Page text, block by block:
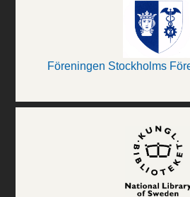
Föreningen Stockholms